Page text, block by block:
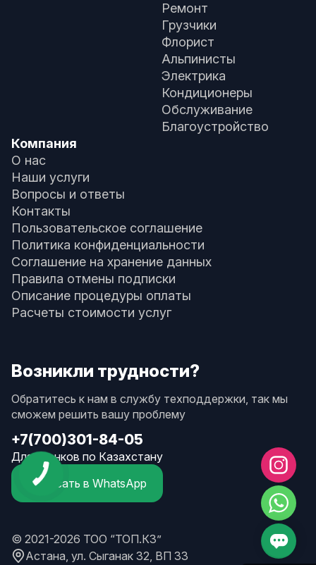
Ремонт
Грузчики
Флорист
Альпинисты
Электрика
Кондиционеры
Обслуживание
Благоустройство
Компания
О нас
Наши услуги
Вопросы и ответы
Контакты
Пользовательское соглашение
Политика конфиденциальности
Соглашение на хранение данных
Правила отмены подписки
Описание процедуры оплаты
Расчеты стоимости услуг
Возникли трудности?
Обратитесь к нам в службу техподдержки, так мы
сможем решить вашу проблему
+7(700)301-84-05
Для звонков по Казахстану
Написать в WhatsApp
© 2021-2026 ТОО “ТОП.КЗ”
Астана, ул. Сыганак 32, ВП 33